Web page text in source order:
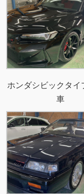
ホンダシビックタ
車